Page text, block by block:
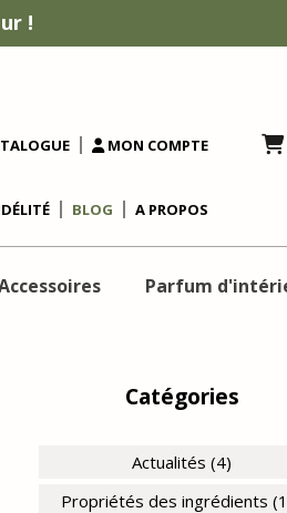
!
MON COMPTE
BLOG A PROPOS
Parfum
Catégories
Actualités (4)
Propriétés des ingrédients